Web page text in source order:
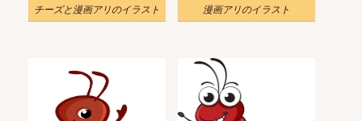
チーズと漫画アリのイラスト 漫画アリのイラスト